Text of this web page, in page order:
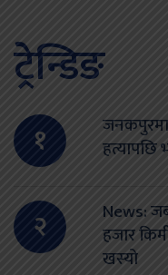
ट्रेन्डिङ
१
हत्यापछि
२
News:
हजार
खस्यो